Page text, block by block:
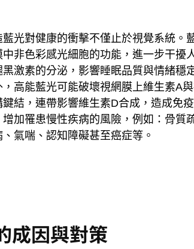
藍光對健康的衝擊不僅止於視覺系統。
中非色彩感光細胞的功能，進一步干擾
黑激素的分泌，影響睡眠品質與情緒穩
，高能藍光可能破壞視網膜上維生素A
鍵結，連帶影響維生素D合成，造成免
增加罹患慢性疾病的風險，例如：骨質
、氣喘、認知障礙甚至癌症等。
成因與對策